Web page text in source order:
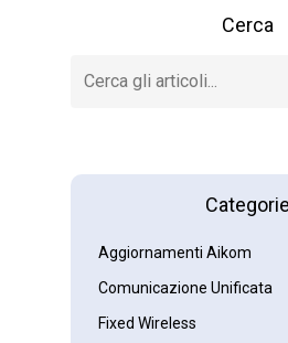
Cerca
Categorie
Aggiornamenti Aikom
Comunicazione Unificata
Fixed Wireless